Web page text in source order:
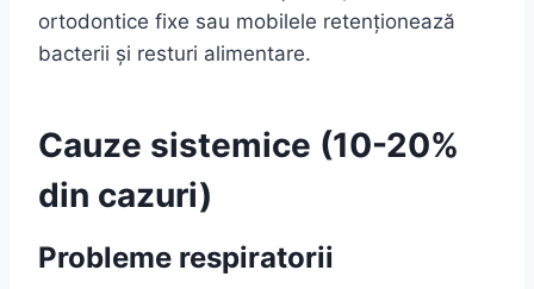
ortodontice fixe sau mobilele retenționează
bacterii și resturi alimentare.
Cauze sistemice (10-20%
din cazuri)
Probleme respiratorii